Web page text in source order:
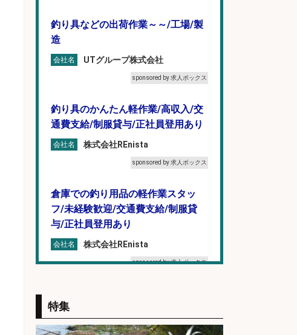
釣り具などの出荷作業～～/工場/製
造
会社名 UTグループ株式会社
sponsored by 求人ボックス
釣り具のかんたん軽作業/高収入/交
通費支給/制服貸与/正社員登用あり
会社名 株式会社REnista
sponsored by 求人ボックス
倉庫での釣り用品の軽作業スタッ
フ/未経験歓迎/交通費支給/制服貸
与/正社員登用あり
会社名 株式会社REnista
sponsored by 求人ボックス
通費支給/制服貸与/正社員登用あり
会社名 株式会社REnista
特集